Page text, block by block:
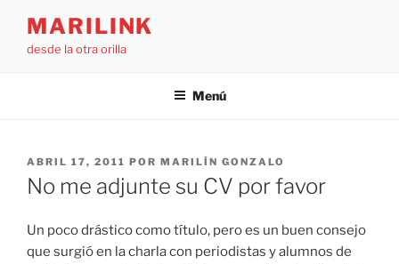
contenido
MARILINK
desde la otra orilla
Menú
PUBLICADO
EL
ABRIL 17, 2011 POR MARILÍN GONZALO
No me adjunte su CV por favor
Un poco drástico como título, pero es un buen consejo
que surgió en la charla con periodistas y alumnos de